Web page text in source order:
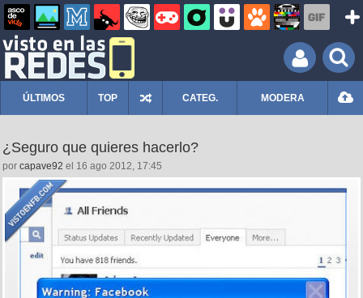
ÚLTIMOS TOP CATEG. MODERA
¿Seguro que quieres hacerlo?
por capave92 el 16 ago 2012, 17:45